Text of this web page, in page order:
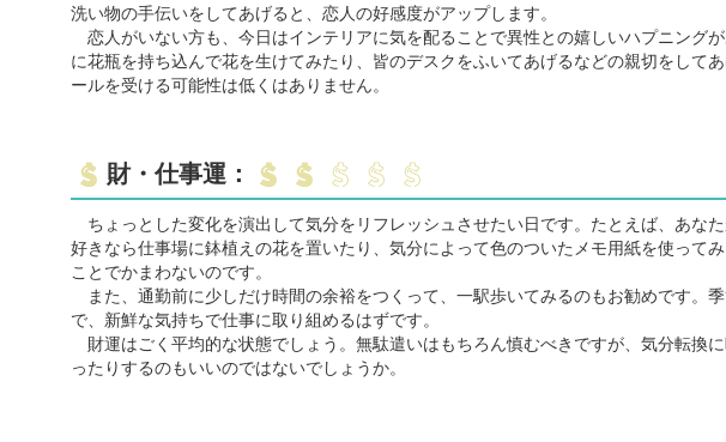
洗い物の手伝いをしてあげると、恋人の好感度がアップします。
恋人がいない方も、今日はインテリアに気を配ることで異性との嬉しいハプニング
に花瓶を持ち込んで花を生けてみたり、皆のデスクをふいてあげるなどの親切をして
ールを受ける可能性は低くはありません。
財・仕事運：
ちょっとした変化を演出して気分をリフレッシュさせたい日です。たとえば、あな
好きなら仕事場に鉢植えの花を置いたり、気分によって色のついたメモ用紙を使って
ことでかまわないのです。
また、通勤前に少しだけ時間の余裕をつくって、一駅歩いてみるのもお勧めです。
で、新鮮な気持ちで仕事に取り組めるはずです。
財運はごく平均的な状態でしょう。無駄遣いはもちろん慎むべきですが、気分転換
ったりするのもいいのではないでしょうか。